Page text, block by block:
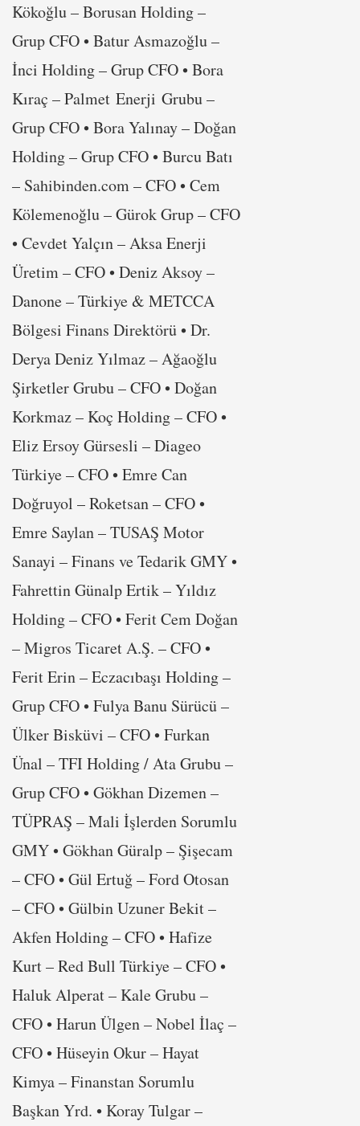
Kökoğlu – Borusan Holding –
Grup CFO • Batur Asmazoğlu –
İnci Holding – Grup CFO • Bora
Kıraç – Palmet Enerji Grubu –
Grup CFO • Bora Yalınay – Doğan
Holding – Grup CFO • Burcu Batı
– Sahibinden.com – CFO • Cem
Kölemenoğlu – Gürok Grup – CFO
• Cevdet Yalçın – Aksa Enerji
Üretim – CFO • Deniz Aksoy –
Danone – Türkiye & METCCA
Bölgesi Finans Direktörü • Dr.
Derya Deniz Yılmaz – Ağaoğlu
Şirketler Grubu – CFO • Doğan
Korkmaz – Koç Holding – CFO •
Eliz Ersoy Gürsesli – Diageo
Türkiye – CFO • Emre Can
Doğruyol – Roketsan – CFO •
Emre Saylan – TUSAŞ Motor
Sanayi – Finans ve Tedarik GMY •
Fahrettin Günalp Ertik – Yıldız
Holding – CFO • Ferit Cem Doğan
– Migros Ticaret A.Ş. – CFO •
Ferit Erin – Eczacıbaşı Holding –
Grup CFO • Fulya Banu Sürücü –
Ülker Bisküvi – CFO • Furkan
Ünal – TFI Holding / Ata Grubu –
Grup CFO • Gökhan Dizemen –
TÜPRAŞ – Mali İşlerden Sorumlu
GMY • Gökhan Güralp – Şişecam
– CFO • Gül Ertuğ – Ford Otosan
– CFO • Gülbin Uzuner Bekit –
Akfen Holding – CFO • Hafize
Kurt – Red Bull Türkiye – CFO •
Haluk Alperat – Kale Grubu –
CFO • Harun Ülgen – Nobel İlaç –
CFO • Hüseyin Okur – Hayat
Kimya – Finanstan Sorumlu
Başkan Yrd. • Koray Tulgar –